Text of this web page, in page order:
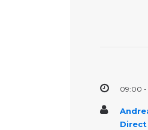
09:00 -
Direct